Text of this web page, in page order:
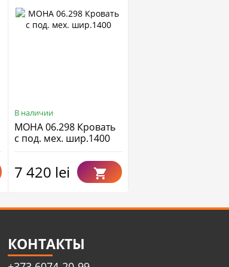
В наличии
МОНА 06.298 Кровать
с под. мех. шир.1400
7 420 lei
КОНТАКТЫ